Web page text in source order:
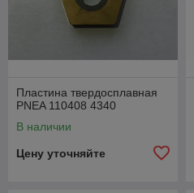
Пластина твердосплавная
PNEA 110408 4340
В наличии
Цену уточняйте